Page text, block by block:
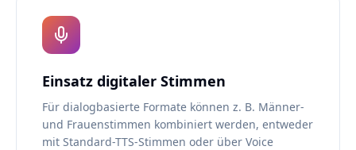
Einsatz digitaler Stimmen
Für dialogbasierte Formate können z. B. Männer-
und Frauenstimmen kombiniert werden, entweder
mit Standard-TTS-Stimmen oder über Voice